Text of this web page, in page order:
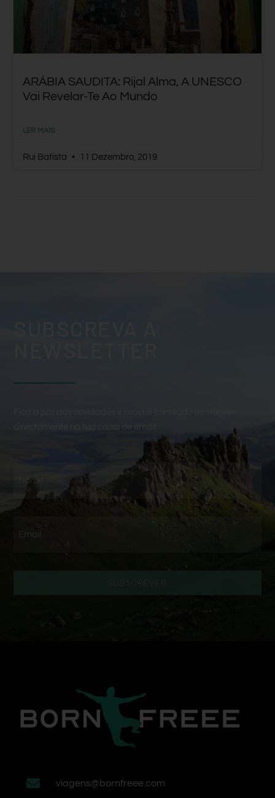
ARÁBIA SAUDITA: Rijal Alma, A UNESCO
Vai Revelar-Te Ao Mundo
LER MAIS
Rui Batista 11 Dezembro, 2019
directamente na tua caixa de email.
SUBSCREVER
viagens@bornfreee.com